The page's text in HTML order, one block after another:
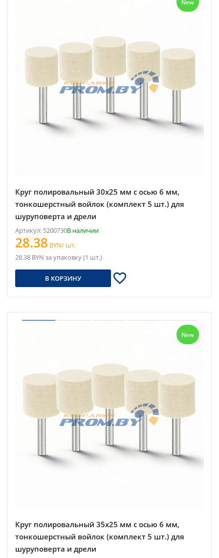
New
Круг полировальный 30х25 мм с осью 6 мм,
тонкошерстный войлок (комплект 5 шт.) для
шуруповерта и дрели
Артикул: 5200730В наличии
28.38 BYN/ шт.
28.38 BYN за упаковку (1 шт.)
В КОРЗИНУ
New
Круг полировальный 35х25 мм с осью 6 мм,
тонкошерстный войлок (комплект 5 шт.) для
шуруповерта и дрели